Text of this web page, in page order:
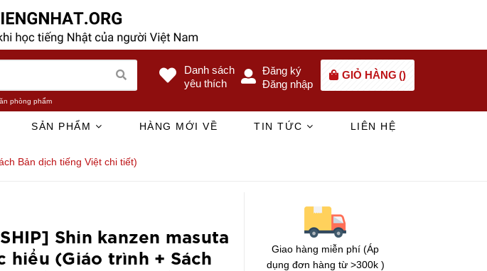
phòng phẩm
Danh sách
yêu thích
Đăng ký
Đăng nhập
GIỎ HÀNG ()
SẢN PHẨM HÀNG MỚI VỀ TIN TỨC LIÊN HỆ
Bản dịch tiếng Việt chi tiết)
Shin kanzen masuta
hiểu (Giáo trình + Sách
Giao hàng miễn phí (Áp
dụng đơn hàng từ >300k )